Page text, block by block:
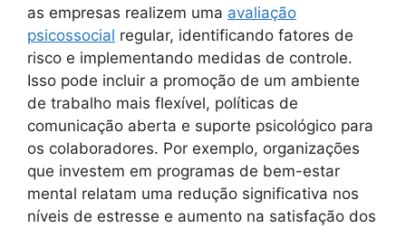
as empresas realizem uma avaliação
psicossocial regular, identificando fatores de
risco e implementando medidas de controle.
Isso pode incluir a promoção de um ambiente
de trabalho mais flexível, políticas de
comunicação aberta e suporte psicológico para
os colaboradores. Por exemplo, organizações
que investem em programas de bem-estar
mental relatam uma redução significativa nos
níveis de estresse e aumento na satisfação dos